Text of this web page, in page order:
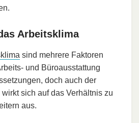
Arbeitsklima
sind mehrere Faktoren
und Büroausstattung
doch auch der
sich auf das Verhältnis zu
aus.